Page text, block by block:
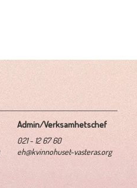
Admin/Verksamhetschef
021 - 12 67 60
eh@kvinnohuset-vasteras.org